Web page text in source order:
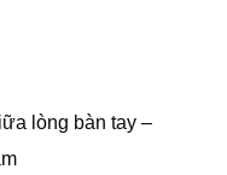
lòng bàn tay –